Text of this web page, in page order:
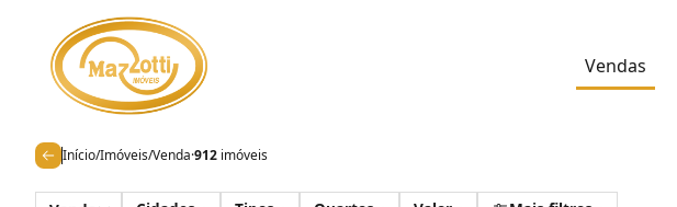
Vendas
Início/Imóveis/Venda·912 imóveis